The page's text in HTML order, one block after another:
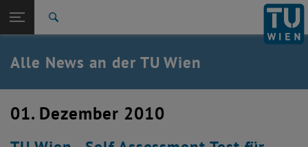
TU Login
Quicklinks
Quicklinks-Menü umschalten
Studium
Karriere
Zurück: Subseiten von TU Wien Startseite auflisten
Zurück zur letzten Ebene:
TU Wien Startseite
Übersicht
Alle News an der TU Wien
01. Dezember 2010